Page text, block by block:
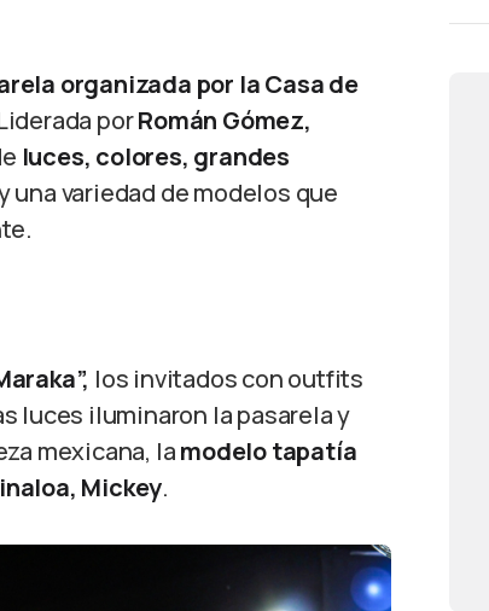
organizada por la Casa de
porRomán Gómez,
luces, colores, grandes
una variedad de modelos que
los invitados con outfits
luces iluminaron la pasarela y
mexicana, lamodelo tapatía
Mickey.